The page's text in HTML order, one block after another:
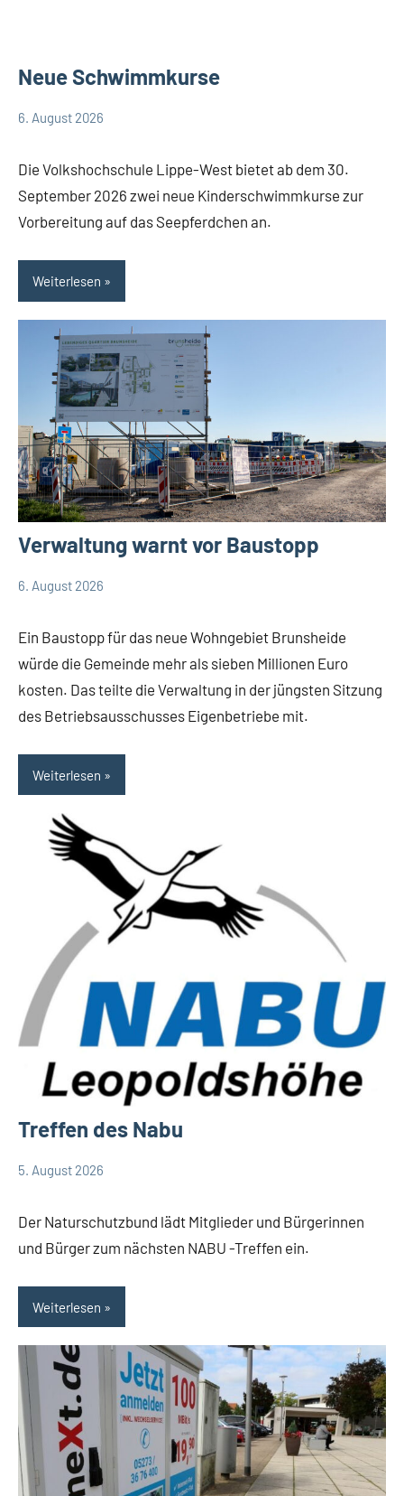
Neue Schwimmkurse
6. August 2026
Redaktion
Keine
Die Volkshochschule Lippe-West bietet ab dem 30.
September 2026 zwei neue Kinderschwimmkurse zur
Vorbereitung auf das Seepferdchen an.
Weiterlesen
Verwaltung warnt vor Baustopp
Leopoldshöhe
Themen
6. August 2026
Thomas
Keine
Ein Baustopp für das neue Wohngebiet Brunsheide
würde die Gemeinde mehr als sieben Millionen Euro
kosten. Das teilte die Verwaltung in der jüngsten Sitzung
des Betriebsausschusses Eigenbetriebe mit.
Weiterlesen
Treffen des Nabu
Gesellschaft
5. August 2026
Redaktion
Keine
Der Naturschutzbund lädt Mitglieder und Bürgerinnen
und Bürger zum nächsten NABU -Treffen ein.
Weiterlesen